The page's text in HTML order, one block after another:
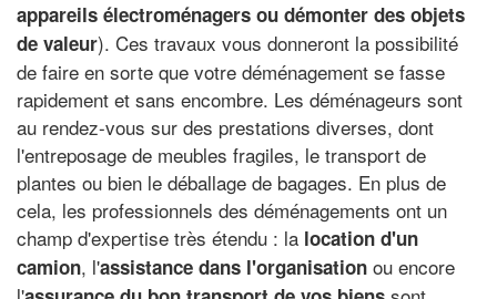
appareils électroménagers ou démonter des objets
de valeur). Ces travaux vous donneront la possibilité
de faire en sorte que votre déménagement se fasse
rapidement et sans encombre. Les déménageurs sont
au rendez-vous sur des prestations diverses, dont
l'entreposage de meubles fragiles, le transport de
plantes ou bien le déballage de bagages. En plus de
cela, les professionnels des déménagements ont un
champ d'expertise très étendu : la location d'un
camion, l'assistance dans l'organisation ou encore